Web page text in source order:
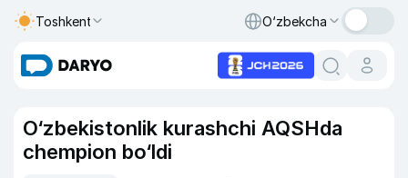
Toshkent O‘zbekcha
O‘zbekistonlik kurashchi AQSHda
chempion bo‘ldi